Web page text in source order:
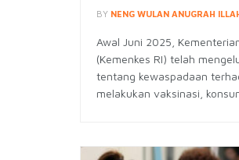
BY NENG WULAN ANUGRAH
Awal Juni 2025,
(Kemenkes RI) telah
tentang kewaspadaan
melakukan vaksinasi,